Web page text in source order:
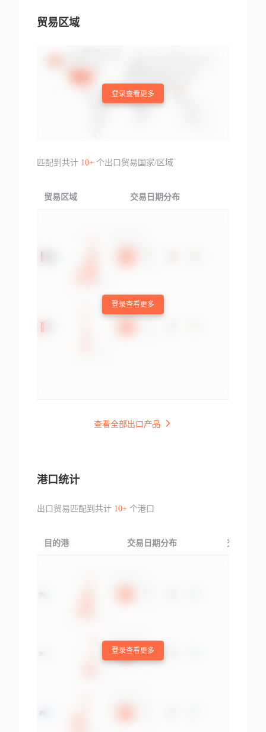
贸易区域
登录查看更多
匹配到共计 10+个出口贸易国家/区域
贸易区域 交易日期分布
登录查看更多
查看全部出口产品
港口统计
出口贸易匹配到共计 10+个港口
目的港 交易日期分布 交易产品
登录查看更多